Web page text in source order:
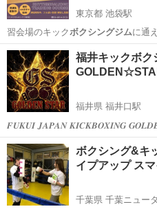
東京都 池袋駅
習会場のキックボクシングジムに通
グジムの一般会員から…
東京 豊島区 池袋駅 空手/
福井キックボ
福井県 福井口駅
𝑭𝑼𝑲𝑼𝑰 𝑱𝑨𝑷𝑨𝑵 𝑲𝑰𝑪𝑲𝑩𝑶𝑿𝑰𝑵𝑮 𝑮𝑶𝑳𝑫𝑬𝑵☆𝑺𝑻𝑨𝑹 𝑻𝑬𝑨𝑴
井県福井市松本郵便局横 火曜𝟏𝟖:𝟑𝟎
𝟏𝟎:𝟎𝟎〜𝟏𝟏:𝟑𝟎 月水も可能 🌟新規会...
福井 福井市 福井口駅 空
ボクシング&キ
イプアップ ス
千葉県 千葉ニュー